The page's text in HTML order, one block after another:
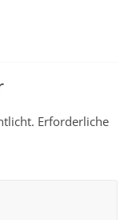
Erforderliche